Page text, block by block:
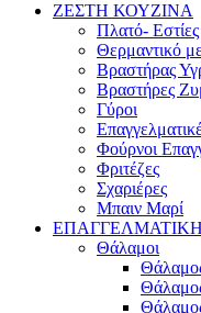
ΖΕΣΤΗ ΚΟΥΖΙΝΑ
Πλατό- Εστίες
Θερμαντικό
Βραστήρας
Βραστήρες
Γύροι
Φούρνοι
Φριτέζες
Σχαριέρες
Μπαιν Μαρί
Θάλαμοι